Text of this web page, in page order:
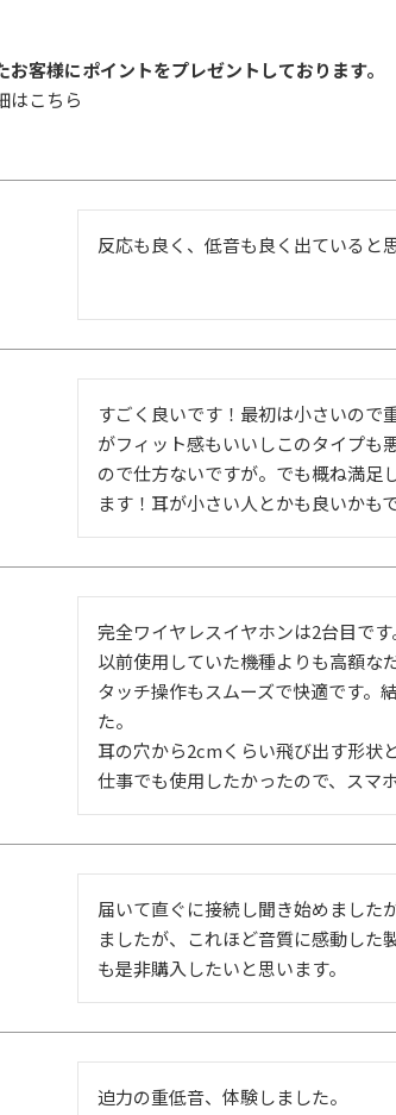
客様にポイントをプレゼントしております。
はこちら
反応も良く、低音も良く出ていると
すごく良いです！最初は小さいので
がフィット感もいいしこのタイプも
ので仕方ないですが。でも概ね満足
ます！耳が小さい人とかも良いかも
完全ワイヤレスイヤホンは2台目です
以前使用していた機種よりも高額な
タッチ操作もスムーズで快適です。
た。
耳の穴から2cmくらい飛び出す形状
仕事でも使用したかったので、スマ
届いて直ぐに接続し聞き始めました
ましたが、これほど音質に感動した
も是非購入したいと思います。
迫力の重低音、体験しました。